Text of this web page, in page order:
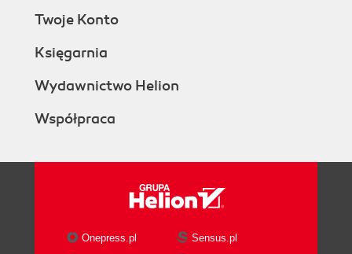
Twoje Konto
Księgarnia
Wydawnictwo Helion
Współpraca
Onepress.pl
Sensus.pl